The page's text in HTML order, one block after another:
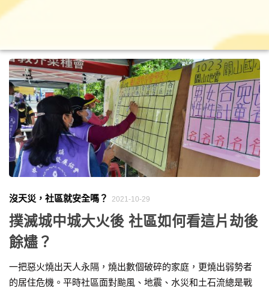
沒天災，社區就安全嗎？ 2021-10-29
撲滅城中城大火後 社區如何看這片劫後
餘燼？
一把惡火燒出天人永隔，燒出數個破碎的家庭，更燒出弱勢者
的居住危機。平時社區面對颱風、地震、水災和土石流總是戰